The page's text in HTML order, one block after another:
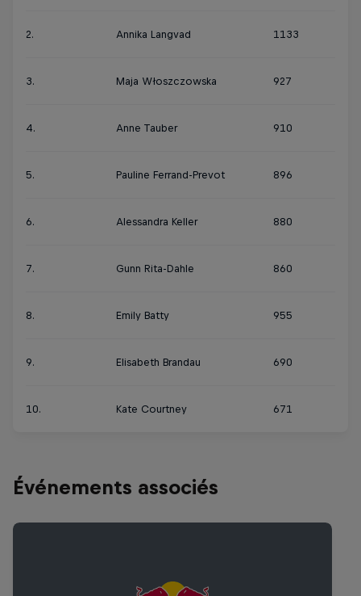
2. Annika Langvad 1133
3. Maja Włoszczowska 927
4. Anne Tauber 910
5. Pauline Ferrand-Prevot 896
6. Alessandra Keller 880
7. Gunn Rita-Dahle 860
8. Emily Batty 955
9. Elisabeth Brandau 690
10. Kate Courtney 671
Événements associés